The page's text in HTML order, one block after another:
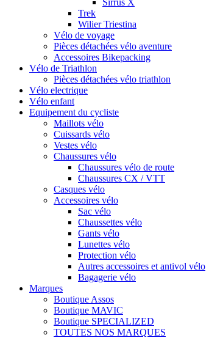
Sirrus X
Trek
Wilier Triestina
Vélo de voyage
Pièces détachées vélo aventure
Accessoires Bikepacking
Vélo de Triathlon
Pièces détachées vélo triathlon
Vélo electrique
Vélo enfant
Equipement du cycliste
Maillots vélo
Cuissards vélo
Vestes vélo
Chaussures vélo
Chaussures vélo de route
Chaussures CX / VTT
Casques vélo
Accessoires vélo
Sac vélo
Chaussettes vélo
Gants vélo
Lunettes vélo
Protection vélo
Autres accessoires et antivol vélo
Bagagerie vélo
Marques
Boutique Assos
Boutique MAVIC
Boutique SPECIALIZED
TOUTES NOS MARQUES